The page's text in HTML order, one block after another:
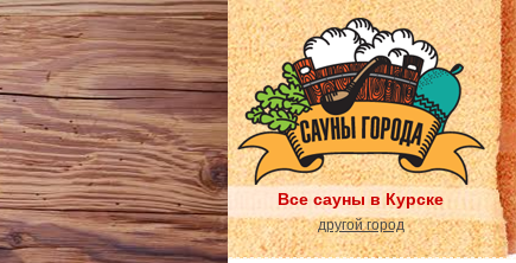
Все сауны в Курске
другой город